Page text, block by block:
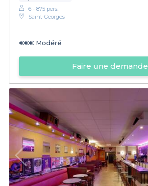
6 - 875 pers.
Saint-Georges
€€€ Modéré
Faire une demande